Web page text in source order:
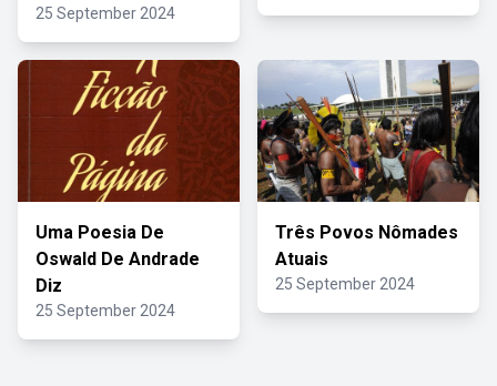
25 September 2024
Uma Poesia De
Oswald De Andrade
Diz
25 September 2024
Três Povos Nômades
Atuais
25 September 2024